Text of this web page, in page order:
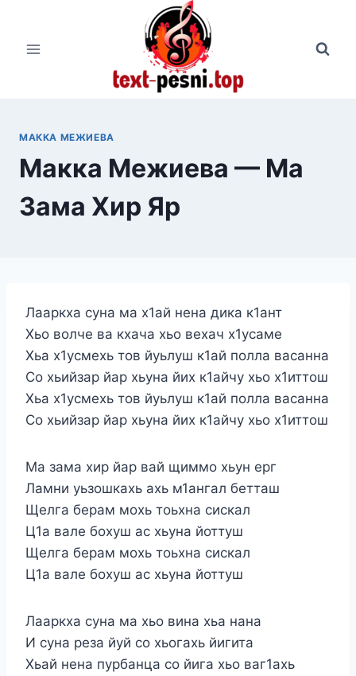
содержимому
МАККА МЕЖИЕВА
Макка Межиева — Ма
Зама Хир Яр
Лааркха суна ма х1ай нена дика к1ант
Хьо волче ва кхача хьо вехач х1усаме
Хьа х1усмехь тов йуьлуш к1ай полла васанна
Со хьийзар йар хьуна йих к1айчу хьо х1иттош
Хьа х1усмехь тов йуьлуш к1ай полла васанна
Со хьийзар йар хьуна йих к1айчу хьо х1иттош
Ма зама хир йар вай щиммо хьун ерг
Ламни уьзошкахь ахь м1ангал бетташ
Щелга берам мохь тоьхна сискал
Ц1а вале бохуш ас хьуна йоттуш
Щелга берам мохь тоьхна сискал
Ц1а вале бохуш ас хьуна йоттуш
Лааркха суна ма хьо вина хьа нана
И суна реза йуй со хьогахь йигита
Хьай нена пурбанца со йига хьо ваг1ахь